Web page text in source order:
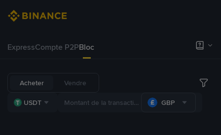
ExpressCompte P2PBloc
Acheter Vendre
USDT GBP